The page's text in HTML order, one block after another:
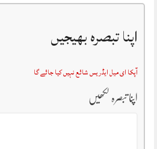
اپنا تبصرہ بھیجیں
آپکا ای میل ایڈریس شائع نہیں کیا جائے گا
اپنا تبصرہ لکھیں